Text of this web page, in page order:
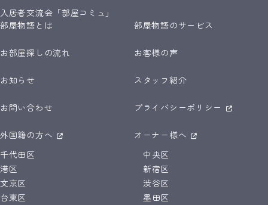
入居者交流会「部屋コミュ」
部屋物語とは
部屋物語のサービス
お部屋探しの流れ お客様の声
お知らせ スタッフ紹介
お問い合わせ プライバシーポリシー
外国籍の方へ
オーナー様へ
千代田区
中央区
港区
新宿区
文京区
渋谷区
台東区
墨田区